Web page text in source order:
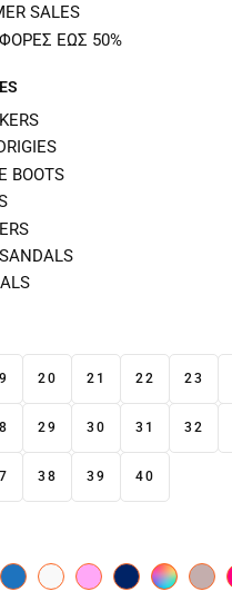
SALES
ΕΩΣ 50%
BOOTS
20 21 22 23
29 30 31 32
38 39 40